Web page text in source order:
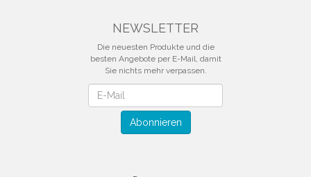
NEWSLETTER
Die neuesten Produkte und die
besten Angebote per E-Mail, damit
Sie nichts mehr verpassen.
Abonnieren